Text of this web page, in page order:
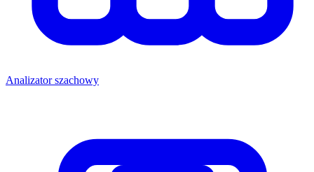
Analizator szachowy